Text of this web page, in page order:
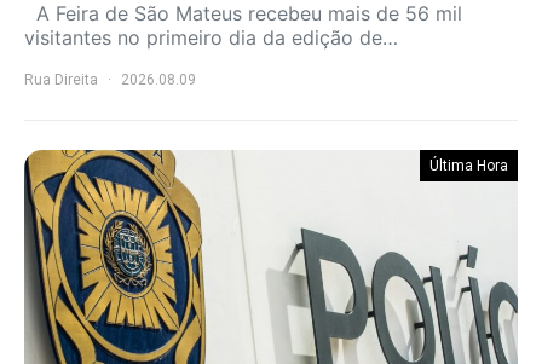
A Feira de São Mateus recebeu mais de 56 mil
visitantes no primeiro dia da edição de…
Rua Direita 2026.08.09
Última Hora